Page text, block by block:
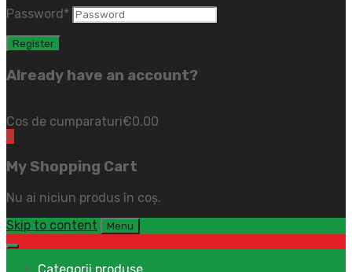
Password *
Already have an account?
Cos de cumparaturi€0.00
0
My Shopping Cart
Nu ai niciun produs în coș.
Skip to content
Menu